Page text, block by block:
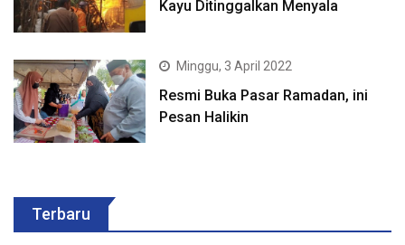
Kayu Ditinggalkan Menyala
Minggu, 3 April 2022
Resmi Buka Pasar Ramadan, ini
Pesan Halikin
Terbaru